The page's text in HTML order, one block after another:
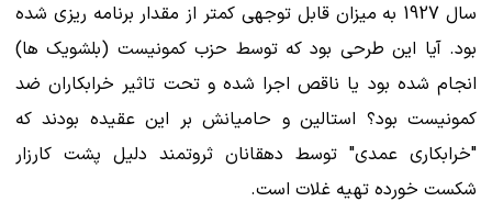
سال 1927 به میزان قابل توجهی کمتر از مقدار برنامه ریزی شده
بود. آیا این طرحی بود که توسط حزب کمونیست (بلشویک ها)
انجام شده بود یا ناقص اجرا شده و تحت تاثیر خرابکاران ضد
کمونیست بود؟ استالین و حامیانش بر این عقیده بودند که
"خرابکاری عمدی" توسط دهقانان ثروتمند دلیل پشت کارزار
شکست خورده تهیه غلات است.